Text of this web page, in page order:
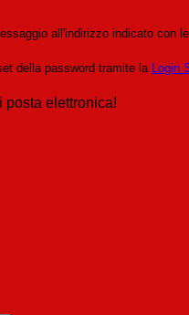
all'indirizzo indicato con
della password tramite la Login
posta elettronica!